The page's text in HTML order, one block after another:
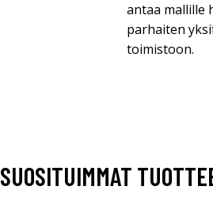
antaa mallille
parhaiten
toimistoon.
SUOSITUIMMAT